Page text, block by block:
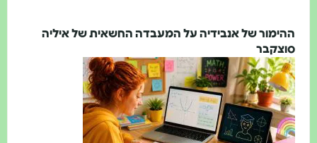
ההימור של אנבידיה על המעבדה החשאית של איליה
סוצקבר